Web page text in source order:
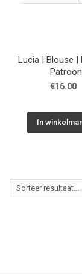
Lucia | Blouse | Dames |
Patroon
€16.00
In